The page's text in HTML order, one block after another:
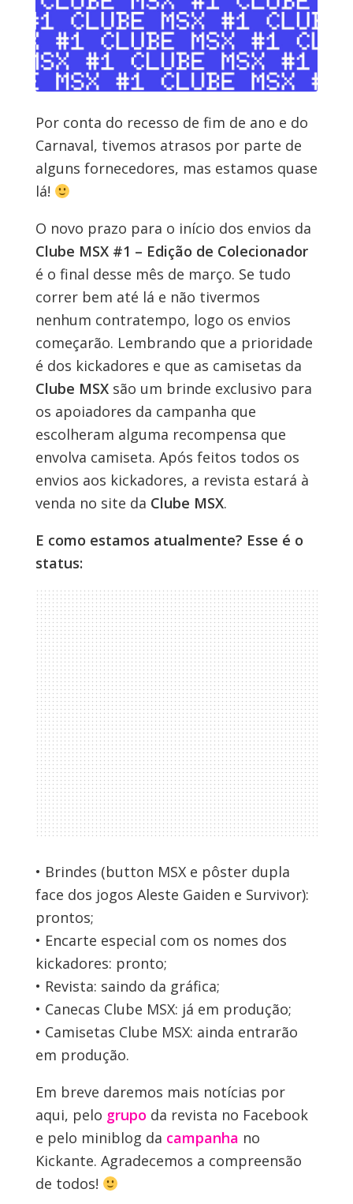
Por conta do recesso de fim de ano e do
Carnaval, tivemos atrasos por parte de
alguns fornecedores, mas estamos quase
lá!
O novo prazo para o início dos envios da
Clube MSX #1 – Edição de Colecionador
é o final desse mês de março. Se tudo
correr bem até lá e não tivermos
nenhum contratempo, logo os envios
começarão. Lembrando que a prioridade
é dos kickadores e que as camisetas da
Clube MSXsão um brinde exclusivo para
os apoiadores da campanha que
escolheram alguma recompensa que
envolva camiseta. Após feitos todos os
envios aos kickadores, a revista estará à
venda no site da Clube MSX.
E como estamos atualmente? Esse é o
status:
• Brindes (button MSX e pôster dupla
face dos jogos Aleste Gaiden e Survivor):
prontos;
• Encarte especial com os nomes dos
kickadores: pronto;
• Revista: saindo da gráfica;
• Canecas Clube MSX: já em produção;
• Camisetas Clube MSX: ainda entrarão
em produção.
Em breve daremos mais notícias por
aqui, pelo grupo da revista no Facebook
e pelo miniblog da campanha no
Kickante. Agradecemos a compreensão
de todos!